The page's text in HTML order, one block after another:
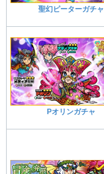
聖幻ピーターガチャ
Pオリンガチャ